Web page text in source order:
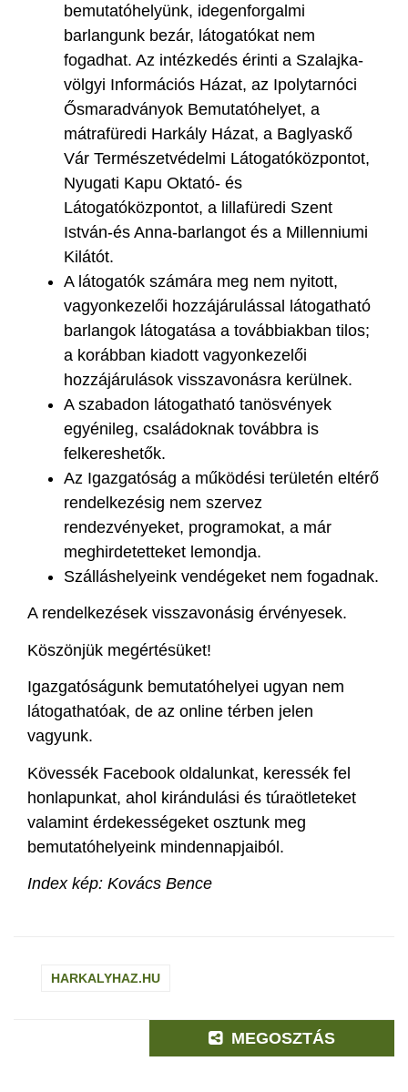
bemutatóhelyünk, idegenforgalmi
barlangunk bezár, látogatókat nem
fogadhat. Az intézkedés érinti a Szalajka-
völgyi Információs Házat, az Ipolytarnóci
Ősmaradványok Bemutatóhelyet, a
mátrafüredi Harkály Házat, a Baglyaskő
Vár Természetvédelmi Látogatóközpontot,
Nyugati Kapu Oktató- és
Látogatóközpontot, a lillafüredi Szent
István-és Anna-barlangot és a Millenniumi
Kilátót.
A látogatók számára meg nem nyitott,
vagyonkezelői hozzájárulással látogatható
barlangok látogatása a továbbiakban tilos;
a korábban kiadott vagyonkezelői
hozzájárulások visszavonásra kerülnek.
A szabadon látogatható tanösvények
egyénileg, családoknak továbbra is
felkereshetők.
Az Igazgatóság a működési területén eltérő
rendelkezésig nem szervez
rendezvényeket, programokat, a már
meghirdetetteket lemondja.
Szálláshelyeink vendégeket nem fogadnak.
A rendelkezések visszavonásig érvényesek.
Köszönjük megértésüket!
Igazgatóságunk bemutatóhelyei ugyan nem
látogathatóak, de az online térben jelen
vagyunk.
Kövessék Facebook oldalunkat, keressék fel
honlapunkat, ahol kirándulási és túraötleteket
valamint érdekességeket osztunk meg
bemutatóhelyeink mindennapjaiból.
Index kép: Kovács Bence
HARKALYHAZ.HU
MEGOSZTÁS